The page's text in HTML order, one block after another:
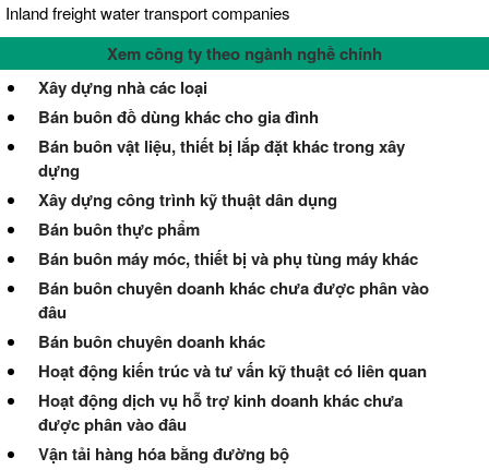
Inland freight water transport companies
Xem công ty theo ngành nghề chính
Xây dựng nhà các loại
Bán buôn đồ dùng khác cho gia đình
Bán buôn vật liệu, thiết bị lắp đặt khác trong xây
dựng
Xây dựng công trình kỹ thuật dân dụng
Bán buôn thực phẩm
Bán buôn máy móc, thiết bị và phụ tùng máy khác
Bán buôn chuyên doanh khác chưa được phân vào
đâu
Bán buôn chuyên doanh khác
Hoạt động kiến trúc và tư vấn kỹ thuật có liên quan
Hoạt động dịch vụ hỗ trợ kinh doanh khác chưa
được phân vào đâu
Vận tải hàng hóa bằng đường bộ